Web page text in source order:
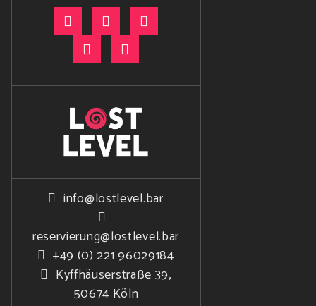
info@lostlevel.bar
reservierung@lostlevel.bar
+49 (0) 221 96029184
Kyffhäuserstraße 39,
50674 Köln